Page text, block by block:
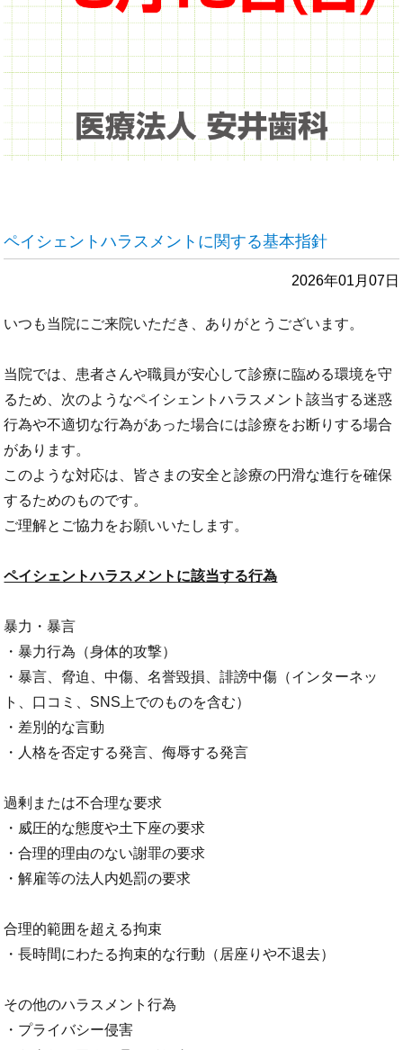
ペイシェントハラスメントに関する基本指針
2026年01月07日
いつも当院にご来院いただき、ありがとうございます。
当院では、患者さんや職員が安心して診療に臨める環境を守
るため、次のようなペイシェントハラスメント該当する迷惑
行為や不適切な行為があった場合には診療をお断りする場合
があります。
このような対応は、皆さまの安全と診療の円滑な進行を確保
するためのものです。
ご理解とご協力をお願いいたします。
ペイシェントハラスメントに該当する行為
暴力・暴言
・暴力行為（身体的攻撃）
・暴言、脅迫、中傷、名誉毀損、誹謗中傷（インターネッ
ト、口コミ、SNS上でのものを含む）
・差別的な言動
・人格を否定する発言、侮辱する発言
過剰または不合理な要求
・威圧的な態度や土下座の要求
・合理的理由のない謝罪の要求
・解雇等の法人内処罰の要求
合理的範囲を超える拘束
・長時間にわたる拘束的な行動（居座りや不退去）
その他のハラスメント行為
・プライバシー侵害